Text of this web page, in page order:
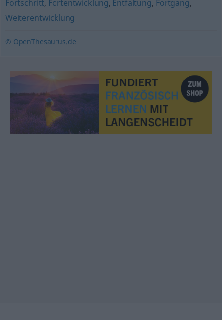
Fortschritt, Fortentwicklung, Entfaltung, Fortgang,
Weiterentwicklung
© OpenThesaurus.de